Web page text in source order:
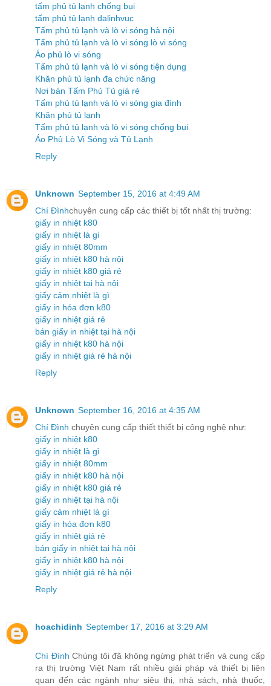
tấm phủ tủ lạnh chống bụi
tấm phủ tủ lạnh dalinhvuc
Tấm phủ tủ lạnh và lò vi sóng hà nội
Tấm phủ tủ lạnh và lò vi sóng lò vi sóng
Áo phủ lò vi sóng
Tấm phủ tủ lạnh và lò vi sóng tiện dụng
Khăn phủ tủ lạnh đa chức năng
Nơi bán Tấm Phủ Tủ giá rẻ
Tấm phủ tủ lạnh và lò vi sóng gia đình
Khăn phủ tủ lạnh
Tấm phủ tủ lạnh và lò vi sóng chống bụi
Áo Phủ Lò Vi Sóng và Tủ Lạnh
Reply
Unknown September 15, 2016 at 4:49 AM
Chí Đìnhchuyên cung cấp các thiết bị tốt nhất thị trường:
giấy in nhiệt k80
giấy in nhiệt là gì
giấy in nhiệt 80mm
giấy in nhiệt k80 hà nội
giấy in nhiệt k80 giá rẻ
giấy in nhiệt tại hà nội
giấy cảm nhiệt là gì
giấy in hóa đơn k80
giấy in nhiệt giá rẻ
bán giấy in nhiệt tại hà nội
giấy in nhiệt k80 hà nội
giấy in nhiệt giá rẻ hà nội
Reply
Unknown September 16, 2016 at 4:35 AM
Chí Đình chuyên cung cấp thiết thiết bị công nghệ như:
giấy in nhiệt k80
giấy in nhiệt là gì
giấy in nhiệt 80mm
giấy in nhiệt k80 hà nội
giấy in nhiệt k80 giá rẻ
giấy in nhiệt tại hà nội
giấy cảm nhiệt là gì
giấy in hóa đơn k80
giấy in nhiệt giá rẻ
bán giấy in nhiệt tại hà nội
giấy in nhiệt k80 hà nội
giấy in nhiệt giá rẻ hà nội
Reply
hoachidinh September 17, 2016 at 3:29 AM
Chí ĐìnhChúng tôi đã không ngừng phát triển và cung cấp
ra thị trường Việt Nam rất nhiều giải pháp và thiết bị liên
quan đến các ngành như siêu thị, nhà sách, nhà thuốc,